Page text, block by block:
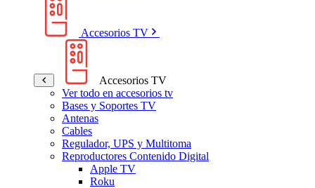
Accesorios TV
Accesorios TV
Ver todo en accesorios tv
Bases y Soportes TV
Antenas
Cables
Regulador, UPS y Multitoma
Reproductores Contenido Digital
Apple TV
Roku